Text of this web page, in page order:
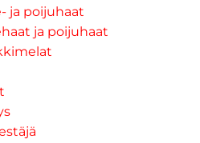
ja poijuhaat
ja poijuhaat